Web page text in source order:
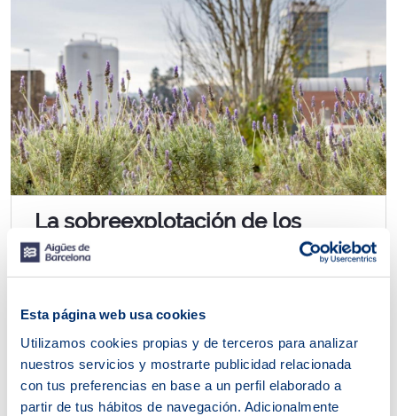
Esta página web usa cookies
Utilizamos cookies propias y de terceros para analizar
nuestros servicios y mostrarte publicidad relacionada
con tus preferencias en base a un perfil elaborado a
partir de tus hábitos de navegación. Adicionalmente
La sobreexplotación de los
recursos agota el planeta
Exhausto para producir más recursos naturales, el
estas fechas. El jueves 29 de julio la Tierra...